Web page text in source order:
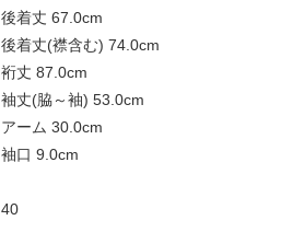
後着丈 67.0cm
後着丈(襟含む) 74.0cm
裄丈 87.0cm
袖丈(脇～袖) 53.0cm
アーム 30.0cm
袖口 9.0cm
40